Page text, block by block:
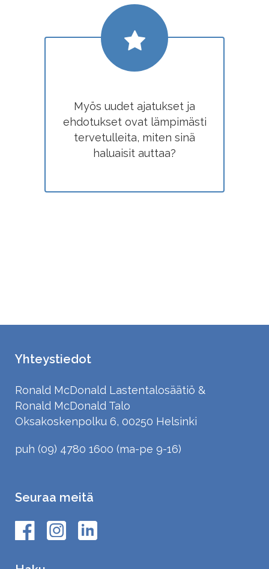
Myös uudet ajatukset ja
ehdotukset ovat lämpimästi
tervetulleita, miten sinä
haluaisit auttaa?
Yhteystiedot
Ronald McDonald Lastentalosäätiö &
Ronald McDonald Talo
Oksakoskenpolku 6, 00250 Helsinki
puh (09) 4780 1600 (ma-pe 9-16)
Seuraa meitä